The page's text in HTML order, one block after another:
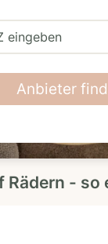
Anbieter
Rädern - so